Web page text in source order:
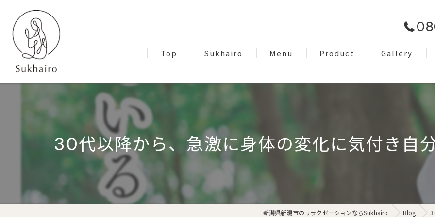
Top Sukhairo Menu
Dry Head Spa
Night Only Relaxation
Product Gallery
30代以降から、急激に身体の変化に気付き自
新潟県新潟市のリラクゼーションならSukhairo Blog